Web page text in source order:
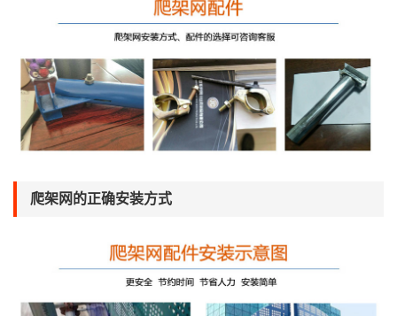
爬架网的正确安装方式